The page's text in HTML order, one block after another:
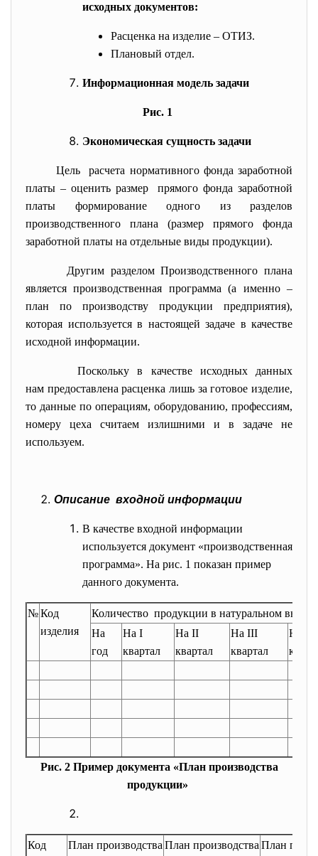
исходных документов:
Расценка на изделие – ОТИЗ.
Плановый отдел.
Информационная модель задачи
Рис. 1
Экономическая сущность задачи
Цель расчета нормативного фонда заработной
платы – оценить размер прямого фонда заработной
платы формирование одного из разделов
производственного плана (размер прямого фонда
заработной платы на отдельные виды продукции).
Другим разделом Производственного плана
является производственная программа (а именно –
план по производству продукции предприятия),
которая используется в настоящей задаче в качестве
исходной информации.
Поскольку в качестве исходных данных
нам предоставлена расценка лишь за готовое изделие,
то данные по операциям, оборудованию, профессиям,
номеру цеха считаем излишними и в задаче не
используем.
Описание входной информации
В качестве входной информации
используется документ «производственная
программа». На рис. 1 показан пример
данного документа.
№Код
изделия
Количество продукции в натуральном
На
год
На I
квартал
На II
квартал
На III
квартал
На IV
Рис. 2 Пример документа «План производства
продукции»
Код
План производства План производства План